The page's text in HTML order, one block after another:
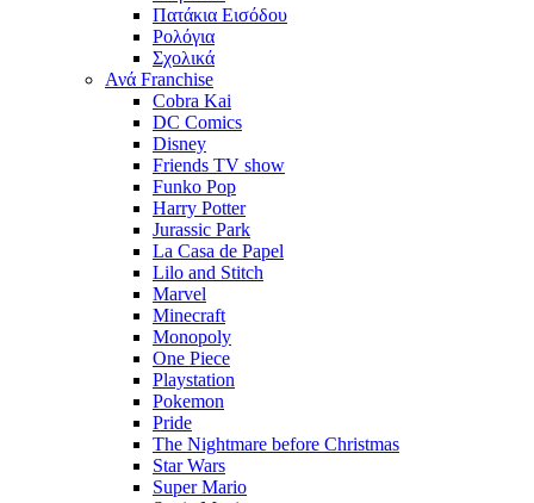
Πατάκια Εισόδου
Ρολόγια
Σχολικά
Ανά Franchise
Cobra Kai
DC Comics
Disney
Friends TV show
Funko Pop
Harry Potter
Jurassic Park
La Casa de Papel
Lilo and Stitch
Marvel
Minecraft
Monopoly
One Piece
Playstation
Pokemon
Pride
The Nightmare before Christmas
Star Wars
Super Mario